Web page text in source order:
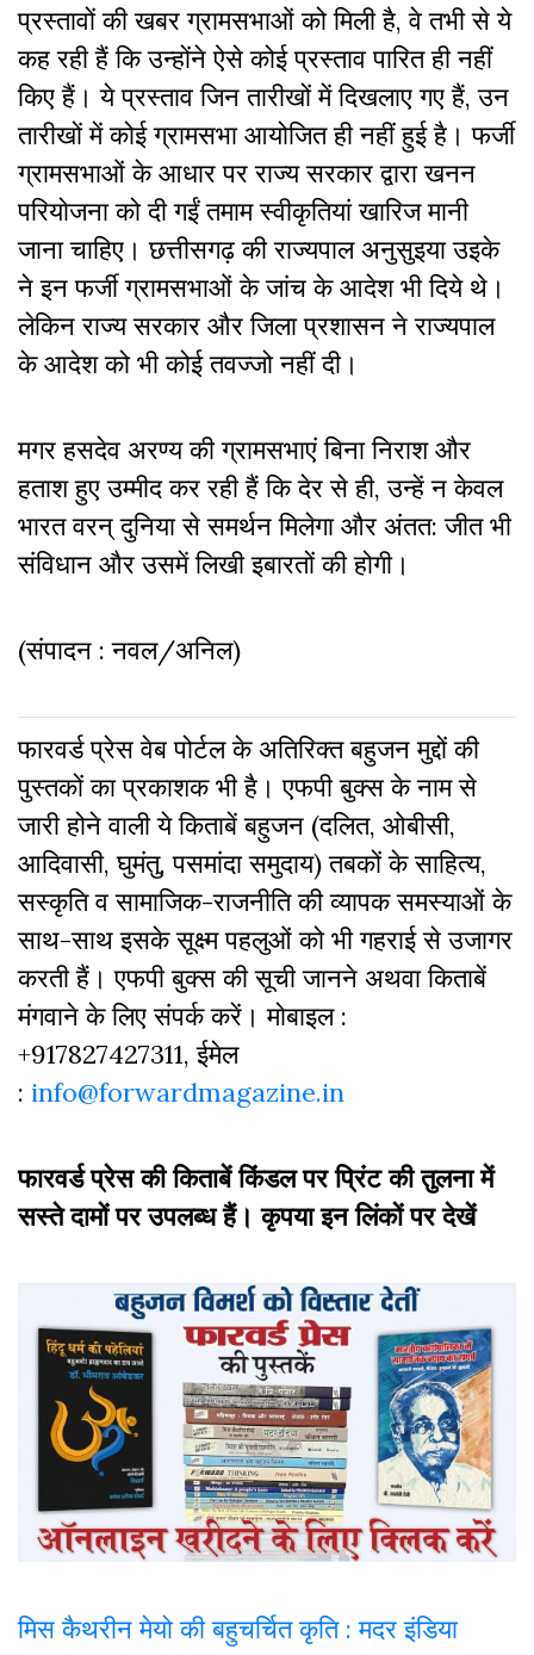
प्रस्तावों की खबर ग्रामसभाओं को मिली है, वे तभी से ये
कह रही हैं कि उन्होंने ऐसे कोई प्रस्ताव पारित ही नहीं
किए हैं। ये प्रस्ताव जिन तारीखों में दिखलाए गए हैं, उन
तारीखों में कोई ग्रामसभा आयोजित ही नहीं हुई है। फर्जी
ग्रामसभाओं के आधार पर राज्य सरकार द्वारा खनन
परियोजना को दी गईं तमाम स्वीकृतियां खारिज मानी
जाना चाहिए। छत्तीसगढ़ की राज्यपाल अनुसुइया उइके
ने इन फर्जी ग्रामसभाओं के जांच के आदेश भी दिये थे।
लेकिन राज्य सरकार और जिला प्रशासन ने राज्यपाल
के आदेश को भी कोई तवज्जो नहीं दी।
मगर हसदेव अरण्य की ग्रामसभाएं बिना निराश और
हताश हुए उम्मीद कर रही हैं कि देर से ही, उन्हें न केवल
भारत वरन् दुनिया से समर्थन मिलेगा और अंतत: जीत भी
संविधान और उसमें लिखी इबारतों की होगी।
(संपादन : नवल/अनिल)
फारवर्ड प्रेस वेब पोर्टल के अतिरिक्‍त बहुजन मुद्दों की
पुस्‍तकों का प्रकाशक भी है। एफपी बुक्‍स के नाम से
जारी होने वाली ये किताबें बहुजन (दलित, ओबीसी,
आदिवासी, घुमंतु, पसमांदा समुदाय) तबकों के साहित्‍य,
सस्‍क‍ृति व सामाजिक-राजनीति की व्‍यापक समस्‍याओं के
साथ-साथ इसके सूक्ष्म पहलुओं को भी गहराई से उजागर
करती हैं। एफपी बुक्‍स की सूची जानने अथवा किताबें
मंगवाने के लिए संपर्क करें। मोबाइल :
+917827427311, ईमेल
: info@forwardmagazine.in
फारवर्ड प्रेस की किताबें किंडल पर प्रिंट की तुलना में
सस्ते दामों पर उपलब्ध हैं। कृपया इन लिंकों पर देखें
मिस कैथरीन मेयो की बहुचर्चित कृति : मदर इंडिया